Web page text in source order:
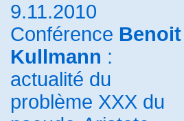
9.11.2010
Conférence Benoit
Kullmann :
actualité du
problème XXX du